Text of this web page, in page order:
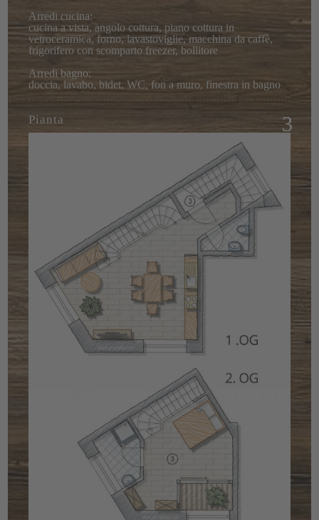
Arredi cucina:
cucina a vista, angolo cottura, piano cottura in
vetroceramica, forno, lavastoviglie, macchina da caffè,
frigorifero con scomparto freezer, bollitore
Arredi bagno:
doccia, lavabo, bidet, WC, fon a muro, finestra in bagno
Pianta